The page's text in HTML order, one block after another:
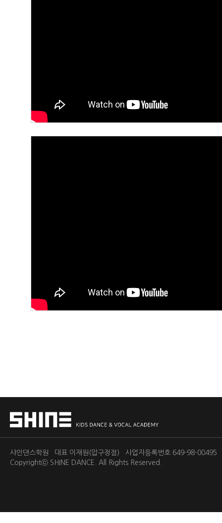
샤인댄스학원 대표 이재원(압구정점) 사업자등록번호 649-98-
Copyrightⓒ SHINE DANCE. All Rights Reserved.